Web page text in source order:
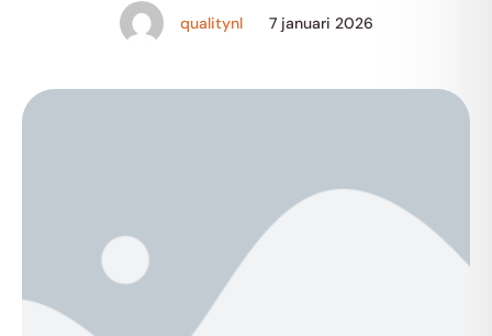
qualitynl 7 januari 2026